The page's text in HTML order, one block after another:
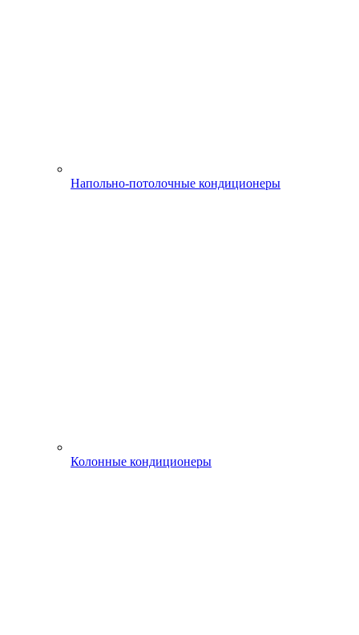
Напольно-потолочные кондиционеры
Колонные кондиционеры